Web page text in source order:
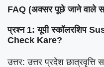
FAQ (अक्सर पूछे जाने वाले
प्रश्न 1: यूपी स्कॉलरशिप
Check Kare?
उत्तर: उत्तर प्रदेश